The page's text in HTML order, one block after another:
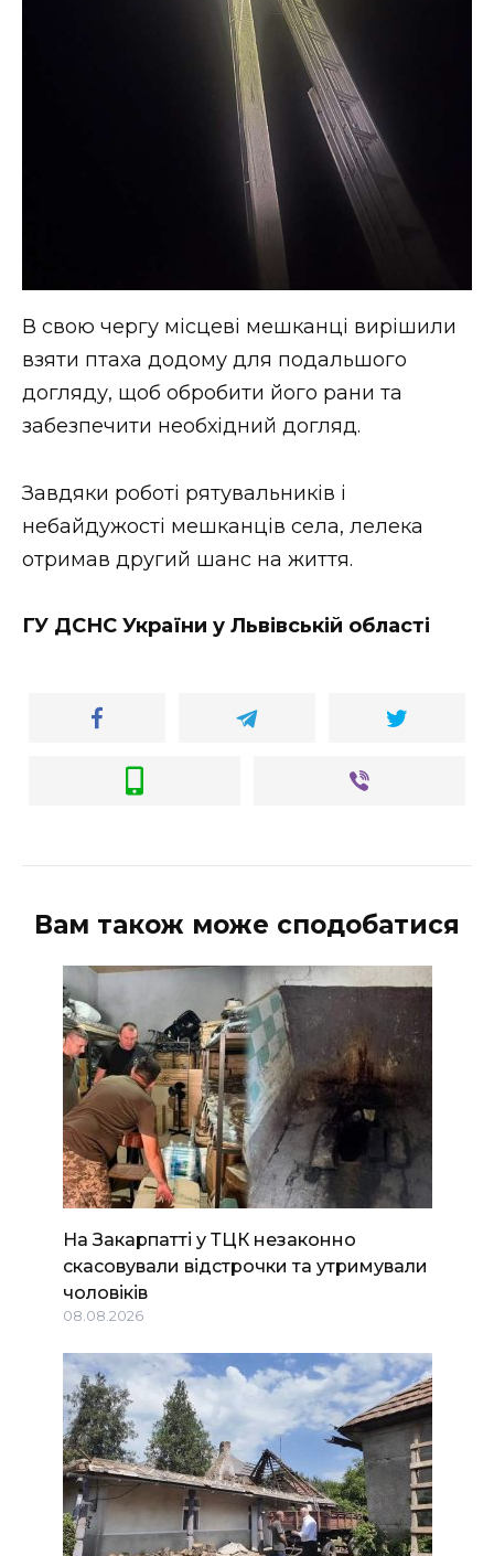
В свою чергу місцеві мешканці вирішили
взяти птаха додому для подальшого
догляду, щоб обробити його рани та
забезпечити необхідний догляд.
Завдяки роботі рятувальників і
небайдужості мешканців села, лелека
отримав другий шанс на життя.
ГУ ДСНС України у Львівській області
Вам також може сподобатися
На Закарпатті у ТЦК незаконно
скасовували відстрочки та утримували
чоловіків
08.08.2026